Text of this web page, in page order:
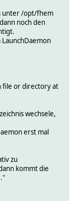
unter /opt/fhem
noch den
file or directory at
wechsele,
erst mal
zu
kommt die